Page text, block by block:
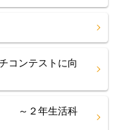
ンテストに向
２年生活科